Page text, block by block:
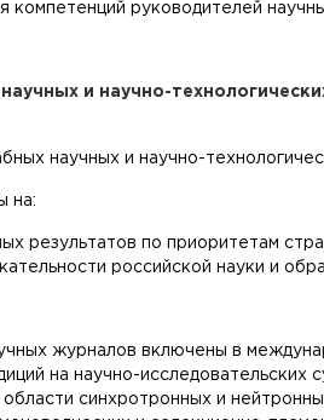
компетенций руководителей
и научно-
научных и научно-
на:
результатов по приоритетам
российской науки и
журналов включены в
на научно-исследовательских
синхротронных и